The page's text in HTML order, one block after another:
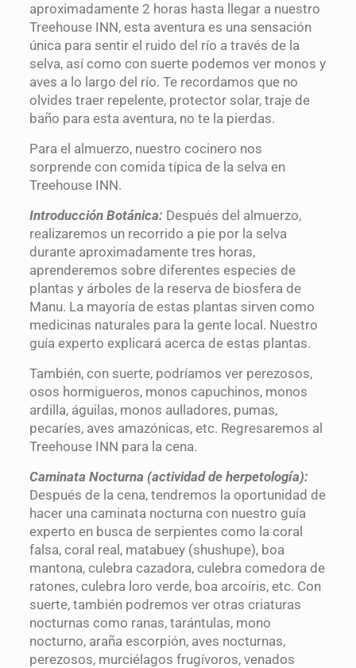
aproximadamente 2 horas hasta llegar a nuestro
Treehouse INN, esta aventura es una sensación
única para sentir el ruido del río a través de la
selva, así como con suerte podemos ver monos y
aves a lo largo del río. Te recordamos que no
olvides traer repelente, protector solar, traje de
baño para esta aventura, no te la pierdas.
Para el almuerzo, nuestro cocinero nos
sorprende con comida típica de la selva en
Treehouse INN.
Introducción Botánica: Después del almuerzo,
realizaremos un recorrido a pie por la selva
durante aproximadamente tres horas,
aprenderemos sobre diferentes especies de
plantas y árboles de la reserva de biosfera de
Manu. La mayoría de estas plantas sirven como
medicinas naturales para la gente local. Nuestro
guía experto explicará acerca de estas plantas.
También, con suerte, podríamos ver perezosos,
osos hormigueros, monos capuchinos, monos
ardilla, águilas, monos aulladores, pumas,
pecaríes, aves amazónicas, etc. Regresaremos al
Treehouse INN para la cena.
Caminata Nocturna (actividad de herpetología):
Después de la cena, tendremos la oportunidad de
hacer una caminata nocturna con nuestro guía
experto en busca de serpientes como la coral
falsa, coral real, matabuey (shushupe), boa
mantona, culebra cazadora, culebra comedora de
ratones, culebra loro verde, boa arcoíris, etc. Con
suerte, también podremos ver otras criaturas
nocturnas como ranas, tarántulas, mono
nocturno, araña escorpión, aves nocturnas,
perezosos, murciélagos frugívoros, venados